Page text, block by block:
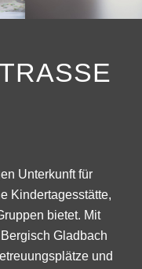
Unterkunft für
Kindertagesstätte,
bietet. Mit
Gladbach
und